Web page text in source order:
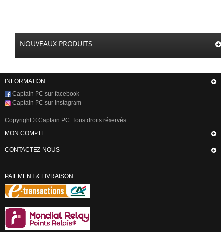
NOUVEAUX PRODUITS
INFORMATION
Captain PC sur facebook
Captain PC sur instagram
Copyright © Captain PC. Tous droits réservés.
MON COMPTE
CONTACTEZ-NOUS
PAIEMENT & LIVRAISON